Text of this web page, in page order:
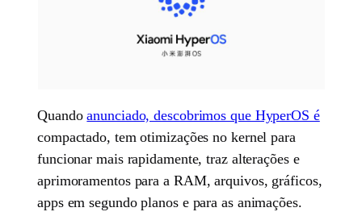
Quandoanunciado, descobrimos que HyperOS é
compactado, tem otimizações no kernel para
funcionar mais rapidamente, traz alterações e
aprimoramentos para a RAM, arquivos, gráficos,
apps em segundo planos e para as animações.